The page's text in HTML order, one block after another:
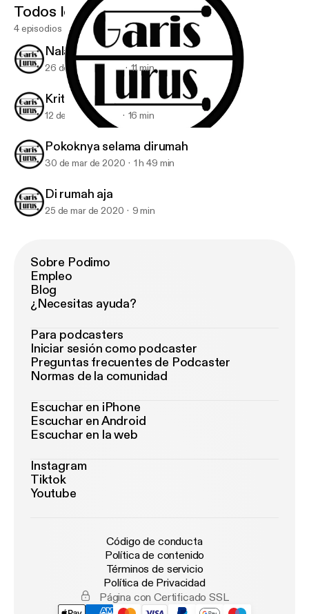
Garis Lurus
Todos los episodios
4 episodios
Nalar Istana
26 de abr de 2020 11 min
Kritik
12 de abr de 2020 16 min
Pokoknya selama dirumah
30 de mar de 2020 1 h 49 min
Di rumah aja
25 de mar de 2020 9 min
Sobre Podimo
Empleo
Blog
¿Necesitas ayuda?
Para podcasters
Iniciar sesión como podcaster
Preguntas frecuentes de Podcaster
Normas de la comunidad
Escuchar en iPhone
Escuchar en Android
Escuchar en la web
Instagram
Tiktok
Youtube
Código de conducta
Política de contenido
Términos de servicio
Política de Privacidad
Página con Certificado SSL